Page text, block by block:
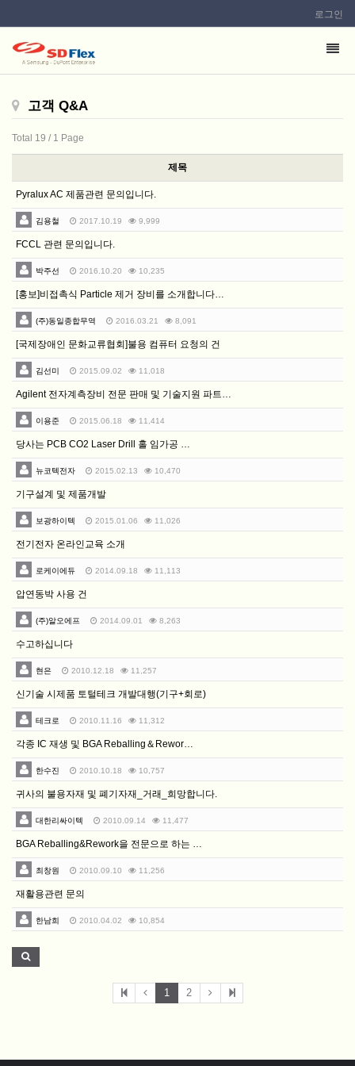
로그인
이
면
록
시
이
메
송
고객 Q&A
Total 19 / 1 Page
제목
Pyralux AC 제품관련 문의입니다.
김용철 2017.10.19 9,999
FCCL 관련 문의입니다.
박주선 2016.10.20 10,235
[홍보]비접촉식 Particle 제거 장비를 소개합니다…
(주)동일종합무역 2016.03.21 8,091
[국제장애인 문화교류협회]불용 컴퓨터 요청의 건
김선미 2015.09.02 11,018
Agilent 전자계측장비 전문 판매 및 기술지원 파트…
이용준 2015.06.18 11,414
당사는 PCB CO2 Laser Drill 홀 임가공 …
뉴코텍전자 2015.02.13 10,470
기구설계 및 제품개발
보광하이텍 2015.01.06 11,026
전기전자 온라인교육 소개
로케이에듀 2014.09.18 11,113
압연동박 사용 건
(주)알오에프 2014.09.01 8,263
수고하십니다
현은 2010.12.18 11,257
신기술 시제품 토털테크 개발대행(기구+회로)
테크로 2010.11.16 11,312
각종 IC 재생 및 BGA Reballing＆Rewor…
한수진 2010.10.18 10,757
귀사의 불용자재 및 폐기자재_거래_희망합니다.
대한리싸이텍 2010.09.14 11,477
BGA Reballing&Rework을 전문으로 하는 …
최창원 2010.09.10 11,256
재활용관련 문의
한남희 2010.04.02 10,854
1 2